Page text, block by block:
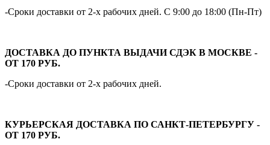
-Сроки доставки от 2-х рабочих дней. С 9:00 до 18:00 (Пн-Пт)
ДОСТАВКА ДО ПУНКТА ВЫДАЧИ СДЭК В МОСКВЕ -
ОТ 170 РУБ.
-Сроки доставки от 2-х рабочих дней.
КУРЬЕРСКАЯ ДОСТАВКА ПО САНКТ-ПЕТЕРБУРГУ -
ОТ 170 РУБ.